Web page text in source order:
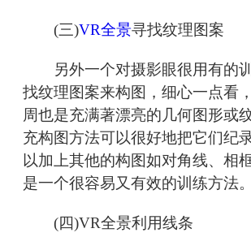
(三)VR全景寻找纹理图案
另外一个对摄影眼很用有的
找纹理图案来构图，细心一点看
周也是充满著漂亮的几何图形或
充构图方法可以很好地把它们纪
以加上其他的构图如对角线、相
是一个很容易又有效的训练方法。
(四)VR全景利用线条